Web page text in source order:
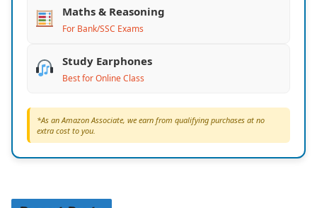
Maths & Reasoning
For Bank/SSC Exams
Study Earphones
Best for Online Class
*As an Amazon Associate, we earn from qualifying purchases at no
extra cost to you.